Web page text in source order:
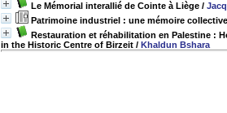
Le Mémorial interallié de Cointe à Liège /
Patrimoine industriel : une mémoire
Restauration et réhabilitation en Palestine :
in the Historic Centre of Birzeit / Khaldun Bshara